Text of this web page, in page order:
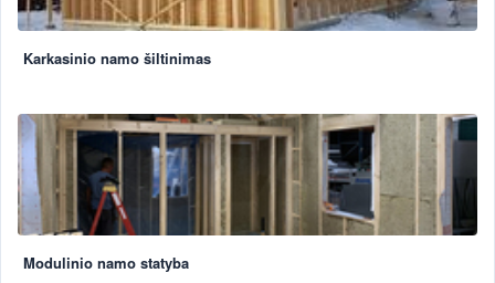
Karkasinio namo šiltinimas
Modulinio namo statyba